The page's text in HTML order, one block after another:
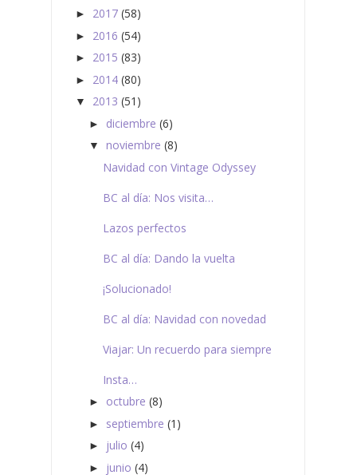
► 2017 (58)
► 2016 (54)
► 2015 (83)
► 2014 (80)
▼ 2013 (51)
► diciembre (6)
▼ noviembre (8)
Navidad con Vintage Odyssey
BC al día: Nos visita…
Lazos perfectos
BC al día: Dando la vuelta
¡Solucionado!
BC al día: Navidad con novedad
Viajar: Un recuerdo para siempre
Insta…
► octubre (8)
► septiembre (1)
► julio (4)
► junio (4)